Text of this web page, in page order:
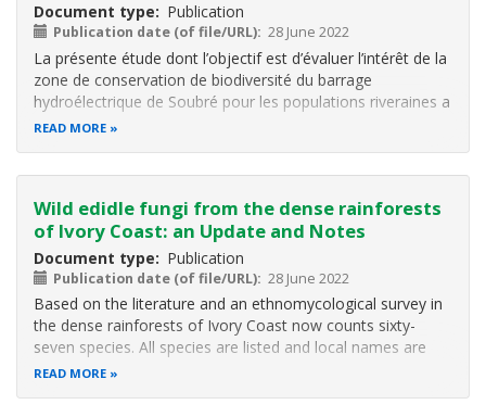
Document type Publication
Publication date (of file/URL) 28 June 2022
La présente étude dont l’objectif est d’évaluer l’intérêt de la
zone de conservation de biodiversité du barrage
hydroélectrique de Soubré pour les populations riveraines a
été conduite dans une perspective d’élaboration d’un plan
READ MORE
Wild edidle fungi from the dense rainforests
of Ivory Coast: an Update and Notes
Document type Publication
Publication date (of file/URL) 28 June 2022
Based on the literature and an ethnomycological survey in
the dense rainforests of Ivory Coast now counts sixty-
seven species. All species are listed and local names are
given in Abidji, Bété and Gban languages. Two edible
READ MORE